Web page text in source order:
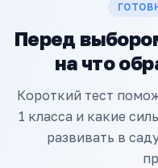
Перед
на что
Короткий тест
1 класса и какие
развивать в